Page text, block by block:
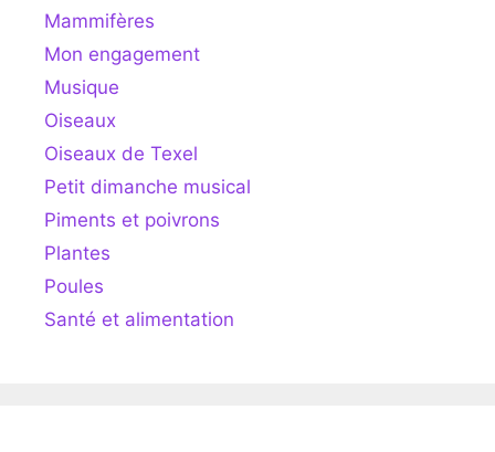
Mammifères
Mon engagement
Musique
Oiseaux
Oiseaux de Texel
Petit dimanche musical
Piments et poivrons
Plantes
Poules
Santé et alimentation